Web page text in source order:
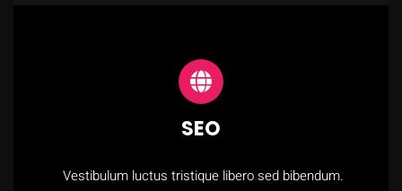
SEO
Vestibulum luctus tristique libero sed bibendum.